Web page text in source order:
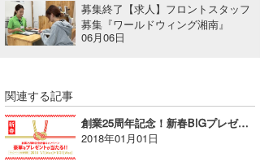
募集終了【求人】フロントスタッフ
募集『ワールドウィング湘南』
06月06日
関連する記事
創業25周年記念！新春BIGプレゼントキャンペーン開催！～1/31まで！
2018年01月01日
たっちー
まっきー
三輪予報士
小川予報士